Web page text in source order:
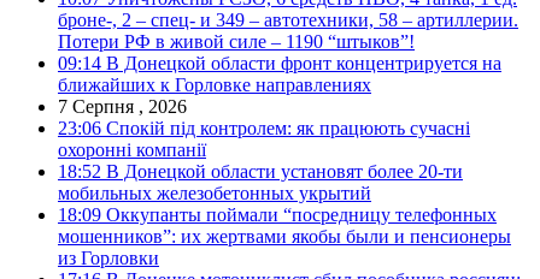
броне-, 2 – спец- и 349 – автотехники, 58 – артиллерии.
Потери РФ в живой силе – 1190 “штыков”!
09:14 В Донецкой области фронт концентрируется на
ближайших к Горловке направлениях
7 Серпня , 2026
23:06 Спокій під контролем: як працюють сучасні
охоронні компанії
18:52 В Донецкой области установят более 20-ти
мобильных железобетонных укрытий
18:09 Оккупанты поймали “посредницу телефонных
мошенников”: их жертвами якобы были и пенсионеры
из Горловки